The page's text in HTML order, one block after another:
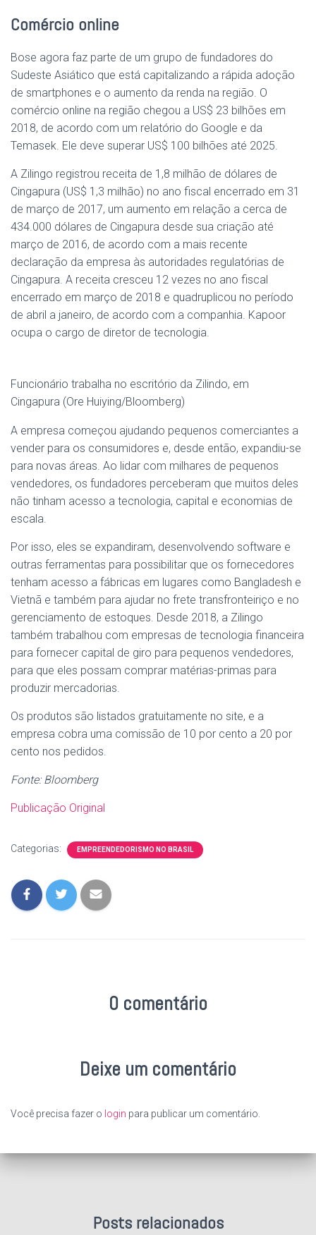
Comércio online
Bose agora faz parte de um grupo de fundadores do
Sudeste Asiático que está capitalizando a rápida adoção
de smartphones e o aumento da renda na região. O
comércio online na região chegou a US$ 23 bilhões em
2018, de acordo com um relatório do Google e da
Temasek. Ele deve superar US$ 100 bilhões até 2025.
A Zilingo registrou receita de 1,8 milhão de dólares de
Cingapura (US$ 1,3 milhão) no ano fiscal encerrado em 31
de março de 2017, um aumento em relação a cerca de
434.000 dólares de Cingapura desde sua criação até
março de 2016, de acordo com a mais recente
declaração da empresa às autoridades regulatórias de
Cingapura. A receita cresceu 12 vezes no ano fiscal
encerrado em março de 2018 e quadruplicou no período
de abril a janeiro, de acordo com a companhia. Kapoor
ocupa o cargo de diretor de tecnologia.
Funcionário trabalha no escritório da Zilindo, em
Cingapura (Ore Huiying/Bloomberg)
A empresa começou ajudando pequenos comerciantes a
vender para os consumidores e, desde então, expandiu-se
para novas áreas. Ao lidar com milhares de pequenos
vendedores, os fundadores perceberam que muitos deles
não tinham acesso a tecnologia, capital e economias de
escala.
Por isso, eles se expandiram, desenvolvendo software e
outras ferramentas para possibilitar que os fornecedores
tenham acesso a fábricas em lugares como Bangladesh e
Vietnã e também para ajudar no frete transfronteiriço e no
gerenciamento de estoques. Desde 2018, a Zilingo
também trabalhou com empresas de tecnologia financeira
para fornecer capital de giro para pequenos vendedores,
para que eles possam comprar matérias-primas para
produzir mercadorias.
Os produtos são listados gratuitamente no site, e a
empresa cobra uma comissão de 10 por cento a 20 por
cento nos pedidos.
Fonte: Bloomberg
Publicação Original
Categorias: EMPREENDEDORISMO NO BRASIL
0 comentário
Deixe um comentário
Você precisa fazer o login para publicar um comentário.
Posts relacionados